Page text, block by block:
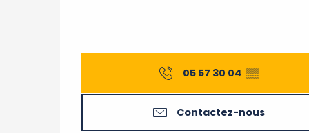
05 57 30 04 ▒▒
Contactez-nous